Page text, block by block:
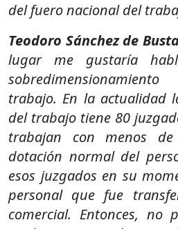
del fuero nacional del
Teodoro Sánchez de
lugar me gustaría
trabajo. En la actualidad
del trabajo tiene 80
trabajan con menos
dotación normal del
esos juzgados en su
personal que fue
comercial. Entonces, no